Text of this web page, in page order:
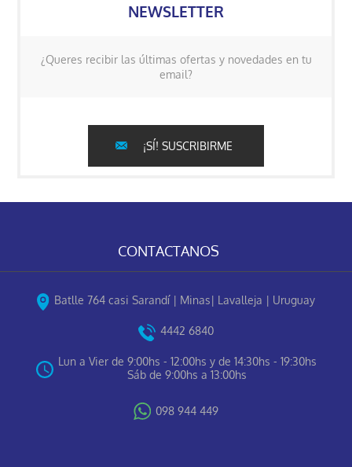
NEWSLETTER
¿Queres recibir las últimas ofertas y novedades en tu
email?
¡SÍ! SUSCRIBIRME
CONTACTANOS
Batlle 764 casi Sarandí | Minas| Lavalleja | Uruguay
4442 6840
Lun a Vier de 9:00hs - 12:00hs y de 14:30hs - 19:30hs
Sáb de 9:00hs a 13:00hs
098 944 449